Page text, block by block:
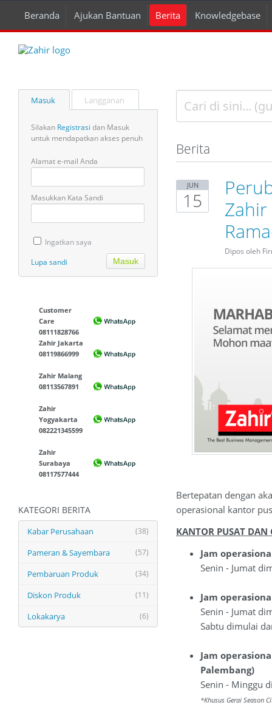
Beranda Ajukan Bantuan Berita Knowledgebase
Masuk Langganan
Silakan Registrasi dan Masuk
untuk mendapatkan akses penuh
Alamat e-mail Anda
Masukkan Kata Sandi
Ingatkan saya
Lupa sandi
Customer
Care
08111828766
Zahir Jakarta
08119866999
Zahir Malang
08113567891
Zahir
Yogyakarta
082221345599
Zahir
Surabaya
08117577444
KATEGORI BERITA
(38)
Kabar Perusahaan
(57)
Pameran & Sayembara
(34)
Pembaruan Produk
(11)
Diskon Produk
(6)
Lokakarya
Berita
JUN
15
Dipos oleh
Bertepatan dengan
operasional kantor
KANTOR PUSAT DAN
Jam
Senin - Jumat
Jam
Senin - Jumat
Sabtu dimulai
Jam
Palembang)
Senin - Minggu
*Khusus Gerai Season